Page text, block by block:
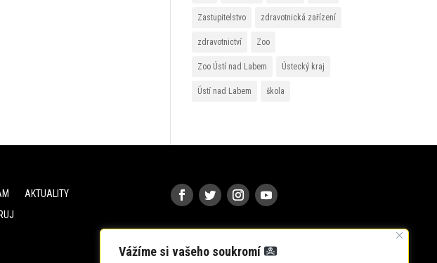
Vážíme si vašeho soukromí
Zastupitelstvo zdravotnická zařízení
zdravotnictví Zoo
Zoo Ústí nad Labem Ústecký kraj
Ústí nad Labem škola
AKTUALITY